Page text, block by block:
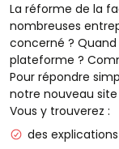
La réforme de la
nombreuses
concerné ?
plateforme ?
Pour répondre
notre nouveau site
Vous y trouverez :
des